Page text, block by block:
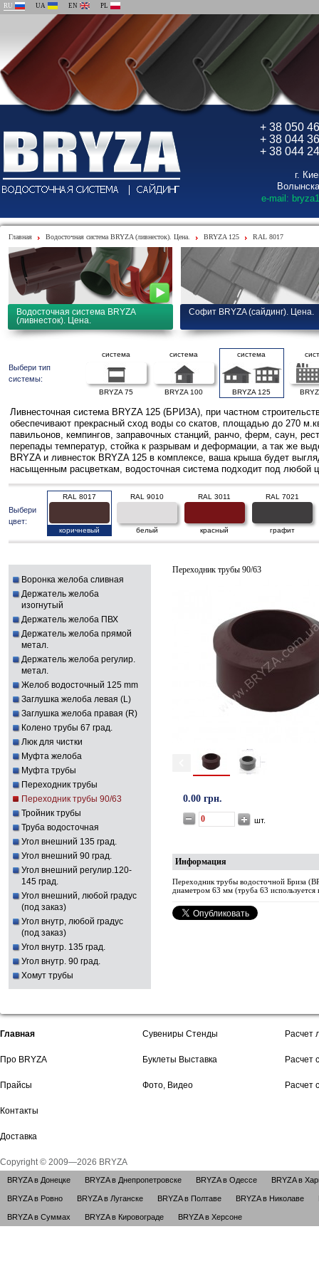
RU UA EN PL
+ 38 050
+ 38 044
+ 38 044
г.
e-mail:
Главная Водосточная система BRYZA (ливнесток). Цена. BRYZA 125 RAL 8017
Водосточная система BRYZA
(ливнесток). Цена.
Софит BRYZA (сайдинг). Цена.
Выбери тип
системы:
система
BRYZA 75
система
BRYZA 100
система
BRYZA 125
Ливнесточная система BRYZA 125 (БРИЗА), при частном
обеспечивают прекрасный сход воды со скатов, площадью до 270
павильонов, кемпингов, заправочных станций, ранчо, ферм, саун,
перепады температур, стойка к разрывам и деформации, а так же
BRYZA и ливнесток BRYZA 125 в комплексе, ваша крыша будет
насыщенным расцветкам, водосточная система подходит под любой
Выбери
цвет:
RAL 8017
коричневый
RAL 9010
белый
RAL 3011
красный
RAL 7021
графит
Воронка желоба сливная
Держатель желоба
изогнутый
Держатель желоба ПВХ
Держатель желоба прямой
метал.
Держатель желоба регулир.
метал.
Желоб водосточный 125 mm
Заглушка желоба левая (L)
Заглушка желоба правая (R)
Колено трубы 67 град.
Люк для чистки
Муфта желоба
Муфта трубы
Переходник трубы
Переходник трубы 90/63
Тройник трубы
Труба водосточная
Угол внешний 135 град.
Угол внешний 90 град.
Угол внешний регулир.120-
145 град.
Угол внешний, любой градус
(под заказ)
Угол внутр, любой градус
(под заказ)
Угол внутр. 135 град.
Угол внутр. 90 град.
Хомут трубы
Переходник трубы 90/63
0.00 грн.
шт.
Информация
Переходник трубы водосточной Бриза
диаметром 63 мм (труба 63 используется
Главная
Про BRYZA
Прайсы
Контакты
Доставка
Сувениры Стенды
Буклеты Выставка
Фото, Видео
Расчет
Расчет
Расчет
Copyright © 2009—2026 BRYZA
BRYZA в Донецке BRYZA в Днепропетровске BRYZA в Одессе BRYZA в
BRYZA в Ровно BRYZA в Луганске BRYZA в Полтаве BRYZA в Николаве
BRYZA в Суммах BRYZA в Кировограде BRYZA в Херсоне